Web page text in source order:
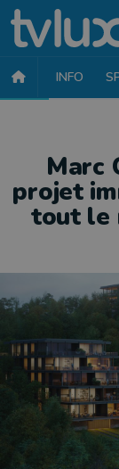
INFO
Marc
projet
tout le